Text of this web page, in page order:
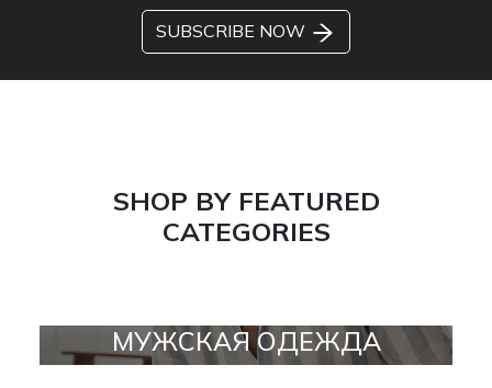
SUBSCRIBE NOW
SHOP BY FEATURED
CATEGORIES
МУЖСКАЯ ОДЕЖДА